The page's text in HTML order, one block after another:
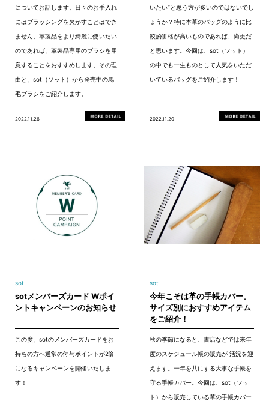
についてお話します。日々のお手入れ
にはブラッシングを欠かすことはでき
ません。革製品をより綺麗に使いたい
のであれば、革製品専用のブラシを用
意することをおすすめします。その理
由と、sot（ソット）から発売中の馬
毛ブラシをご紹介します。
2022.11.26
いたい”と思う方が多いのではないでし
ょうか？特に本革のバッグのように比
較的価格が高いものであれば、尚更だ
と思います。今回は、sot（ソット）
の中でも一生ものとして人気をいただ
いているバッグをご紹介します！
2022.11.20
sot
sotメンバーズカード Wポイ
ントキャンペーンのお知らせ
この度、sotのメンバーズカードをお
持ちの方へ通常の付与ポイントが2倍
になるキャンペーンを開催いたしま
す！
sot
今年こそは革の手帳カバー。
サイズ別におすすめアイテム
をご紹介！
秋の季節になると、書店などでは来年
度のスケジュール帳の販売が 活況を迎
えます。一年を共にする大事な手帳を
守る手帳カバー。今回は、sot（ソッ
ト）から販売している革の手帳カバー